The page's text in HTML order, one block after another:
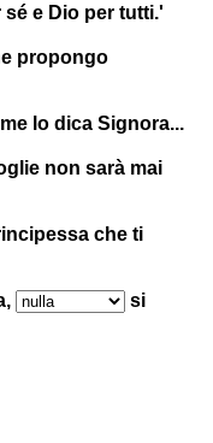
sé e Dio per tutti.'
propongo
lo dica Signora...
non sarà mai
che ti
si